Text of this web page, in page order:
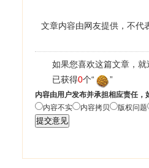
文章内容由网友提供，不代
如果您喜欢这篇文章，就
已获得0个“ ”
内容由用户发布并承担相应责任，
内容不实
内容拷贝 版权问题